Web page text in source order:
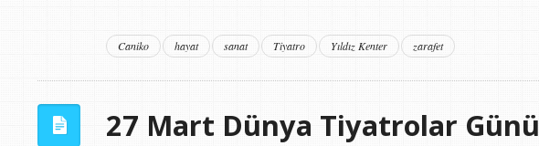
Caniko hayat sanat Tiyatro Yıldız Kenter zarafet
27 Mart Dünya Tiyatrolar Günü